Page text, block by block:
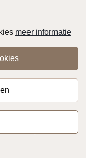
meer informatie